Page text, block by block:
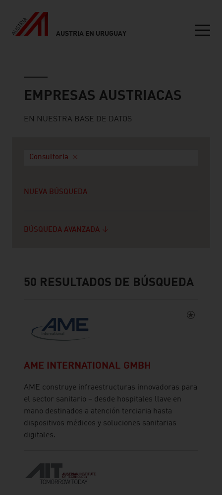
AUSTRIA EN URUGUAY
EMPRESAS AUSTRIACAS
EN NUESTRA BASE DE DATOS
Consultoría
NUEVA BÚSQUEDA
BÚSQUEDA AVANZADA
50 RESULTADOS DE BÚSQUEDA
AME INTERNATIONAL GMBH
AME construye infraestructuras innovadoras para
el sector sanitario – desde hospitales llave en
mano destinados a atención terciaria hasta
dispositivos médicos y soluciones sanitarias
digitales.